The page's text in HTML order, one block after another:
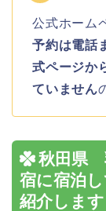
公式ホーム
予約は電話
式ページか
ていません
秋田県
宿に宿泊
紹介します